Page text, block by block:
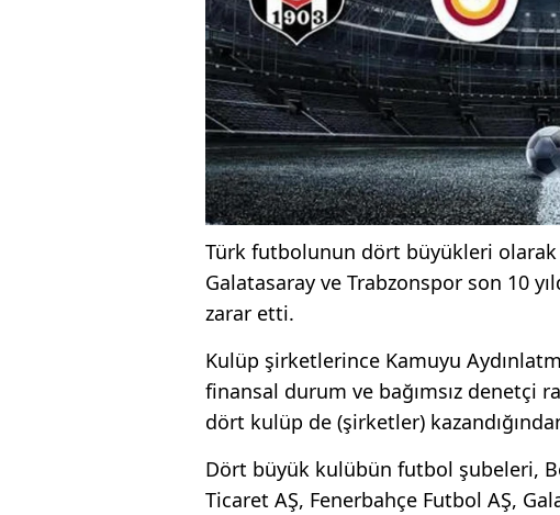
Türk futbolunun dört büyükleri
Galatasaray ve Trabzonspor son 10
zarar etti.
Kulüp şirketlerince Kamuyu
finansal durum ve bağımsız denetçi
dört kulüp de (şirketler)
Dört büyük kulübün futbol şubeleri,
Ticaret AŞ, Fenerbahçe Futbol AŞ,